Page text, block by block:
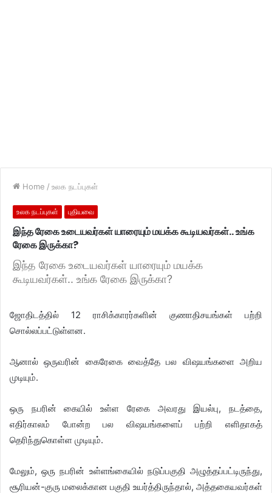
Home / உலக நடப்புகள்
உலக நடப்புகள் புதியவை
இந்த ரேகை உடையவர்கள் யாரையும் மயக்க கூடியவர்கள்.. உங்க
ரேகை இருக்கா?
இந்த ரேகை உடையவர்கள் யாரையும் மயக்க
கூடியவர்கள்.. உங்க ரேகை இருக்கா?
ஜோதிடத்தில் 12 ராசிக்காரர்களின் குணாதிசயங்கள் பற்றி
சொல்லப்பட்டுள்ளன.
ஆனால் ஒருவரின் கைரேகை வைத்தே பல விஷயங்களை அறிய
முடியும்.
ஒரு நபரின் கையில் உள்ள ரேகை அவரது இயல்பு, நடத்தை,
எதிர்காலம் போன்ற பல விஷயங்களைப் பற்றி எளிதாகத்
தெரிந்துகொள்ள முடியும்.
மேலும், ஒரு நபரின் உள்ளங்கையில் நடுப்பகுதி அழுத்தப்பட்டிருந்து,
சூரியன்-குரு மலைக்கான பகுதி உயர்த்திருந்தால், அத்தகையவர்கள்